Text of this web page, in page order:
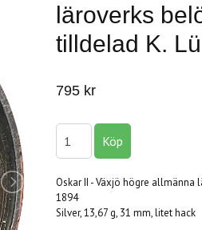
läroverks
tilldelad K.
795 kr
Oskar II - Växjö högre
1894
Silver, 13,67 g, 31 mm, litet hack